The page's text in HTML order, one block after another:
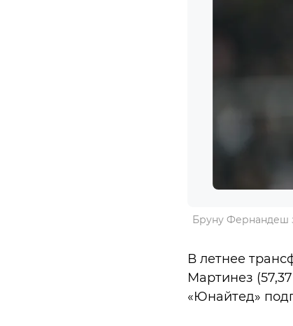
Бруну Фернандеш
В летнее
Мартинез
«Юнайтед»